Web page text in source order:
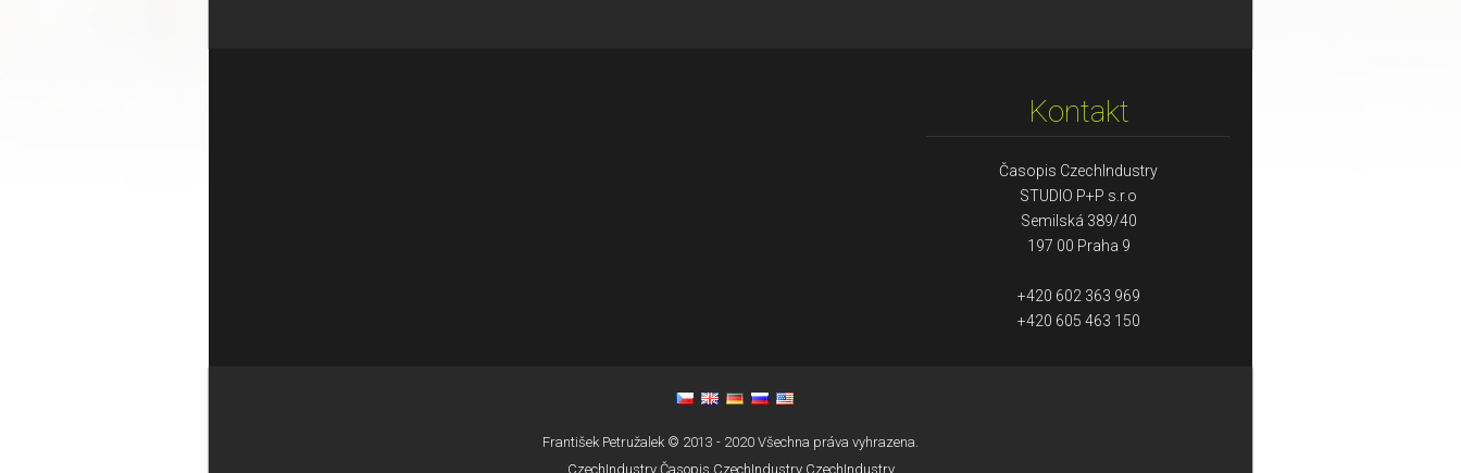
Kontakt
Časopis CzechIndustry
STUDIO P+P s.r.o
Semilská 389/40
197 00 Praha 9
+420 602 363 969
+420 605 463 150
František Petružalek © 2013 - 2020 Všechna práva vyhrazena.
CzechIndustry Časopis CzechIndustry CzechIndustry